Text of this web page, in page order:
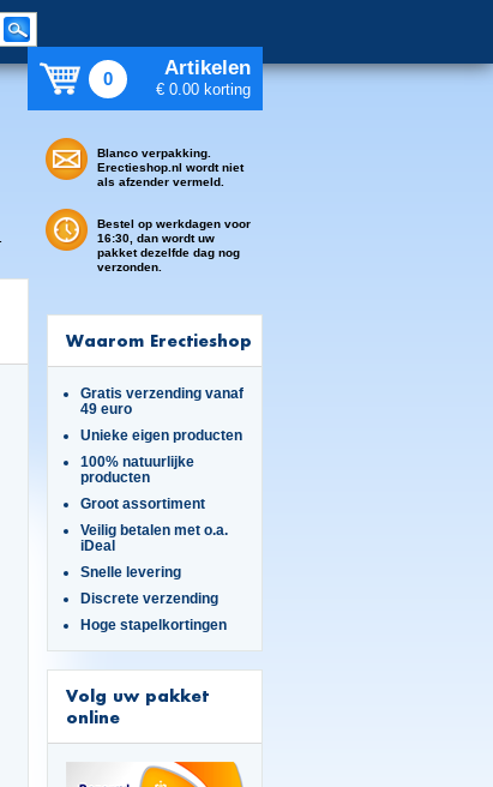
0 Artikelen
€ 0.00 korting
Blanco verpakking.
Erectieshop.nl wordt niet
als afzender vermeld.
Bestel op werkdagen voor
16:30, dan wordt uw
pakket dezelfde dag nog
verzonden.
Waarom Erectieshop
Gratis verzending vanaf
49 euro
Unieke eigen producten
100% natuurlijke
producten
Groot assortiment
Veilig betalen met o.a.
iDeal
Snelle levering
Discrete verzending
Hoge stapelkortingen
Volg uw pakket
online